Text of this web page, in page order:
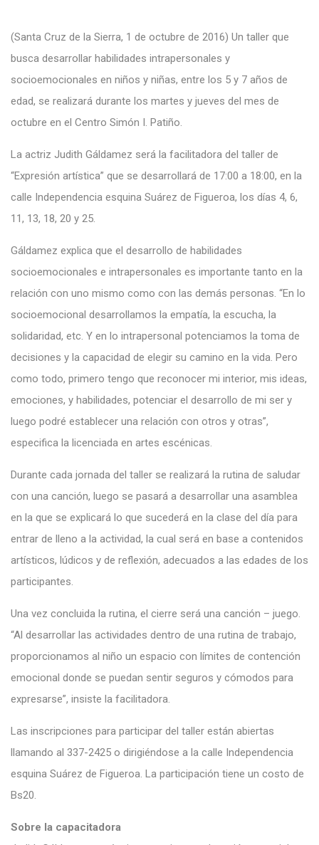
(Santa Cruz de la Sierra, 1 de octubre de 2016) Un taller que
busca desarrollar habilidades intrapersonales y
socioemocionales en niños y niñas, entre los 5 y 7 años de
edad, se realizará durante los martes y jueves del mes de
octubre en el Centro Simón I. Patiño.
La actriz Judith Gáldamez será la facilitadora del taller de
“Expresión artística” que se desarrollará de 17:00 a 18:00, en la
calle Independencia esquina Suárez de Figueroa, los días 4, 6,
11, 13, 18, 20 y 25.
Gáldamez explica que el desarrollo de habilidades
socioemocionales e intrapersonales es importante tanto en la
relación con uno mismo como con las demás personas. “En lo
socioemocional desarrollamos la empatía, la escucha, la
solidaridad, etc. Y en lo intrapersonal potenciamos la toma de
decisiones y la capacidad de elegir su camino en la vida. Pero
como todo, primero tengo que reconocer mi interior, mis ideas,
emociones, y habilidades, potenciar el desarrollo de mi ser y
luego podré establecer una relación con otros y otras”,
especifica la licenciada en artes escénicas.
Durante cada jornada del taller se realizará la rutina de saludar
con una canción, luego se pasará a desarrollar una asamblea
en la que se explicará lo que sucederá en la clase del día para
entrar de lleno a la actividad, la cual será en base a contenidos
artísticos, lúdicos y de reflexión, adecuados a las edades de los
participantes.
Una vez concluida la rutina, el cierre será una canción – juego.
“Al desarrollar las actividades dentro de una rutina de trabajo,
proporcionamos al niño un espacio con límites de contención
emocional donde se puedan sentir seguros y cómodos para
expresarse”, insiste la facilitadora.
Las inscripciones para participar del taller están abiertas
llamando al 337-2425 o dirigiéndose a la calle Independencia
esquina Suárez de Figueroa. La participación tiene un costo de
Bs20.
Sobre la capacitadora